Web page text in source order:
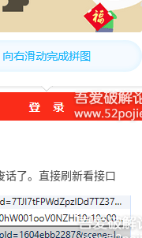
话了。直接刷新看接口